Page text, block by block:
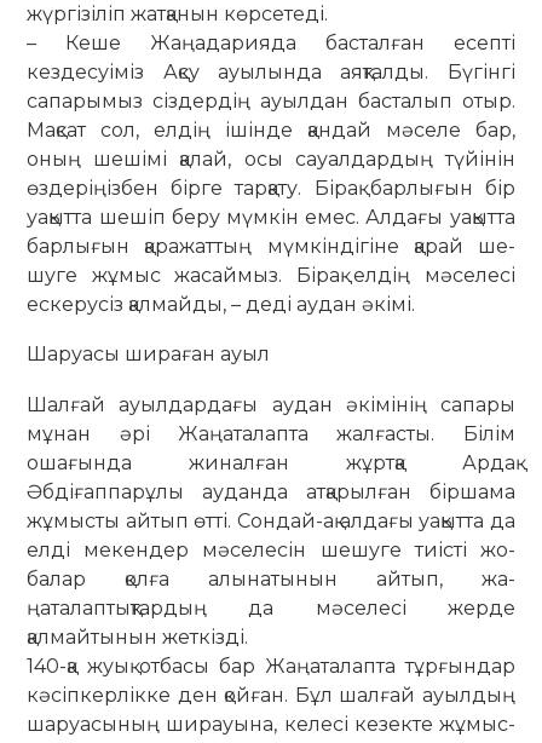
жүргізіліп жатқанын ­көрсе­те­ді.
– Кеше Жаңадарияда басталған есепті
кездесуіміз Ақсу ауылында аяқ­тал­ды. Бүгінгі
сапарымыз сіздердің ауыл­дан басталып отыр.
Мақсат сол, елдің ішінде қандай мәселе бар,
оның шешімі қалай, осы сауалдардың тү­йінін
өздеріңізбен бірге тарқату. Бі­рақ барлығын бір
уақытта шешіп бе­ру мүмкін емес. Алдағы уақытта
бар­лы­ғын қаражаттың мүмкіндігіне қа­рай ше­
шуге жұмыс жасаймыз. Бірақ ел­дің мә­селесі
ескерусіз қалмайды, – деді аудан әкімі.
Шаруасы шираған ауыл
Шалғай ауылдардағы аудан әкі­мі­нің сапары
мұнан әрі Жаңаталапта жалғасты. Білім
ошағында жиналған жұртқа Ардақ
Әбдіғаппарұлы ауданда атқарылған біршама
жұмысты айтып өтті. Сондай-ақ алдағы уақытта да
елді мекендер мәселесін шешуге тиісті жо­
балар қолға алынатынын ай­тып, жа­
ңаталаптықтардың да мәсе­лесі жер­­­де
қалмайтынын жеткізді.
140-қа жуық отбасы бар Жаңа­та­лап­та тұрғындар
кәсіпкерлікке ден қойған. Бұл шалғай ауылдың
ша­руа­сының ширауына, келесі кезек­те жұ­мыс­